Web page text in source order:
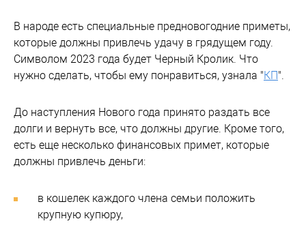
В народе есть специальные предновогодние приметы,
которые должны привлечь удачу в грядущем году.
Символом 2023 года будет Черный Кролик. Что
нужно сделать, чтобы ему понравиться, узнала "КП".
До наступления Нового года принято раздать все
долги и вернуть все, что должны другие. Кроме того,
есть еще несколько финансовых примет, которые
должны привлечь деньги:
в кошелек каждого члена семьи положить
крупную купюру,